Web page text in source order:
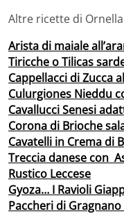
Altre ricette di
Arista di maiale
Tiricche o Tilicas
Cappellacci di Zucca
Culurgiones Nieddu
Cavallucci Senesi
Corona di Brioche
Cavatelli in Crema di
Treccia danese con
Rustico Leccese
Gyoza… I Ravioli
Paccheri di